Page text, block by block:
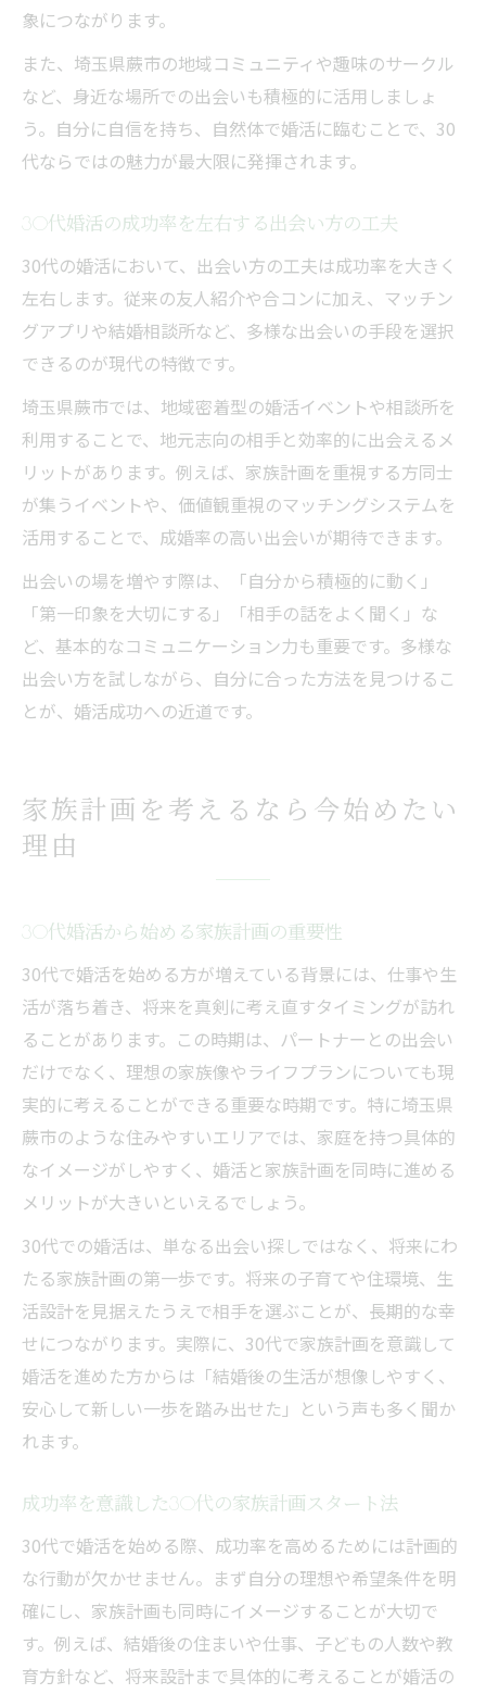
象につながります。
また、埼玉県蕨市の地域コミュニティや趣味のサークル
など、身近な場所での出会いも積極的に活用しましょ
う。自分に自信を持ち、自然体で婚活に臨むことで、30
代ならではの魅力が最大限に発揮されます。
30代婚活の成功率を左右する出会い方の工夫
30代の婚活において、出会い方の工夫は成功率を大きく
左右します。従来の友人紹介や合コンに加え、マッチン
グアプリや結婚相談所など、多様な出会いの手段を選択
できるのが現代の特徴です。
埼玉県蕨市では、地域密着型の婚活イベントや相談所を
利用することで、地元志向の相手と効率的に出会えるメ
リットがあります。例えば、家族計画を重視する方同士
が集うイベントや、価値観重視のマッチングシステムを
活用することで、成婚率の高い出会いが期待できます。
出会いの場を増やす際は、「自分から積極的に動く」
「第一印象を大切にする」「相手の話をよく聞く」な
ど、基本的なコミュニケーション力も重要です。多様な
出会い方を試しながら、自分に合った方法を見つけるこ
とが、婚活成功への近道です。
家族計画を考えるなら今始めたい
理由
30代婚活から始める家族計画の重要性
30代で婚活を始める方が増えている背景には、仕事や生
活が落ち着き、将来を真剣に考え直すタイミングが訪れ
ることがあります。この時期は、パートナーとの出会い
だけでなく、理想の家族像やライフプランについても現
実的に考えることができる重要な時期です。特に埼玉県
蕨市のような住みやすいエリアでは、家庭を持つ具体的
なイメージがしやすく、婚活と家族計画を同時に進める
メリットが大きいといえるでしょう。
30代での婚活は、単なる出会い探しではなく、将来にわ
たる家族計画の第一歩です。将来の子育てや住環境、生
活設計を見据えたうえで相手を選ぶことが、長期的な幸
せにつながります。実際に、30代で家族計画を意識して
婚活を進めた方からは「結婚後の生活が想像しやすく、
安心して新しい一歩を踏み出せた」という声も多く聞か
れます。
成功率を意識した30代の家族計画スタート法
30代で婚活を始める際、成功率を高めるためには計画的
な行動が欠かせません。まず自分の理想や希望条件を明
確にし、家族計画も同時にイメージすることが大切で
す。例えば、結婚後の住まいや仕事、子どもの人数や教
育方針など、将来設計まで具体的に考えることが婚活の